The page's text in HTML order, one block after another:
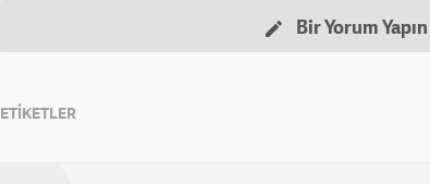
Bir Yorum Yapın
ETİKETLER